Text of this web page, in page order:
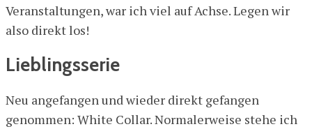
Veranstaltungen, war ich viel auf Achse. Legen wir
also direkt los!
Lieblingsserie
Neu angefangen und wieder direkt gefangen
genommen: White Collar. Normalerweise stehe ich